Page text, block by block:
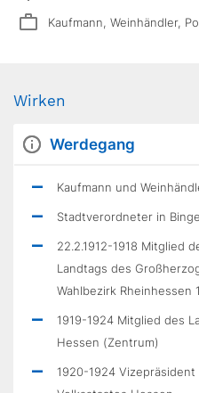
Kaufmann, Weinhändler,
Wirken
Werdegang
Kaufmann und
Stadtverordneter in
22.2.1912-1918 Mitglied
Landtags des
Wahlbezirk Rheinhessen
1919-1924 Mitglied des
Hessen (Zentrum)
1920-1924